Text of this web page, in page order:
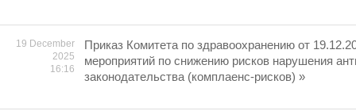
19 December
2025
16:16
Приказ Комитета по здравоохранению от
мероприятий по снижению рисков нарушения
законодательства (комплаенс-рисков) »